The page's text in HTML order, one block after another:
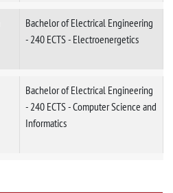
Bachelor of Electrical Engineering
- 240 ECTS - Electroenergetics
Bachelor of Electrical Engineering
- 240 ECTS - Computer Science and
Informatics